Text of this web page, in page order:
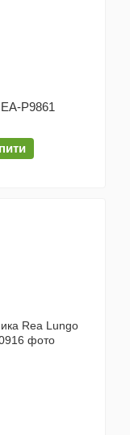
P9861